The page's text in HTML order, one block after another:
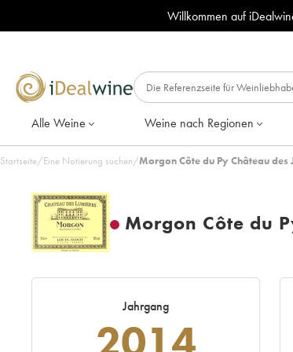
Willkommen auf
Alle Weine Weine nach Regionen
Startseite/Eine Notierung suchen/Morgon Côte du Py Château des
Morgon Côte du
Jahrgang